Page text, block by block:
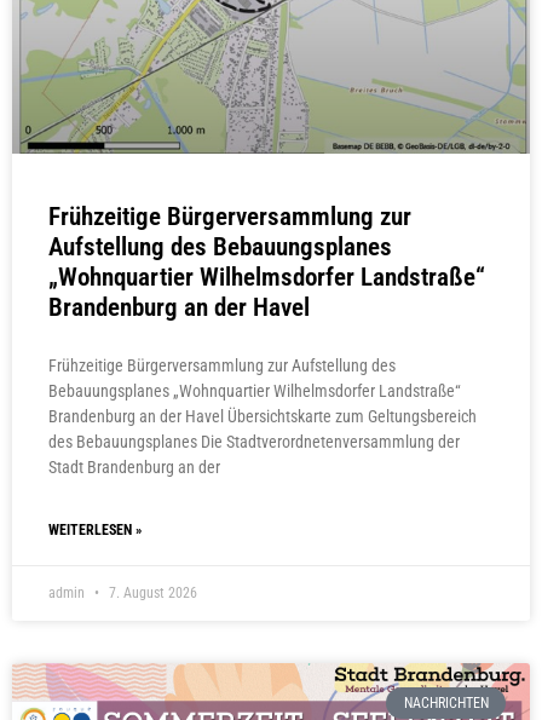
Frühzeitige Bürgerversammlung zur
Aufstellung des Bebauungsplanes
„Wohnquartier Wilhelmsdorfer Landstraße“
Brandenburg an der Havel
Frühzeitige Bürgerversammlung zur Aufstellung des
Bebauungsplanes „Wohnquartier Wilhelmsdorfer Landstraße“
Brandenburg an der Havel Übersichtskarte zum Geltungsbereich
des Bebauungsplanes Die Stadtverordnetenversammlung der
Stadt Brandenburg an der
WEITERLESEN »
admin 7. August 2026
NACHRICHTEN